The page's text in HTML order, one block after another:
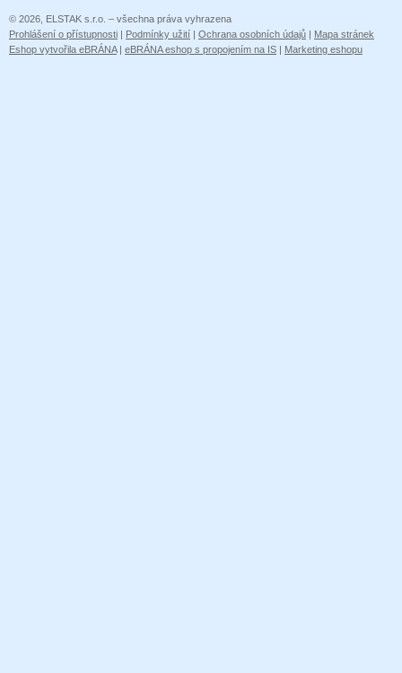
© 2026, ELSTAK s.r.o. – všechna práva vyhrazena
Prohlášení o přístupnosti | Podmínky užití | Ochrana osobních údajů | Mapa stránek
Eshop vytvořila eBRÁNA| eBRÁNA eshop s propojením na IS | Marketing eshopu